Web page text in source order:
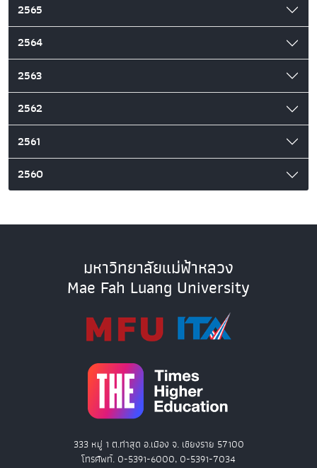
2565
2564
2563
2562
2561
2560
มหาวิทยาลัยแม่ฟ้าหลวง
Mae Fah Luang University
333 หมู่ 1 ต.ท่าสุด อ.เมือง จ. เชียงราย 57100
โทรศัพท์. 0-5391-6000, 0-5391-7034